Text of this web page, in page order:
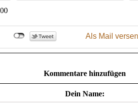
Als Mail
Kommentare hinzufügen
Dein Name: